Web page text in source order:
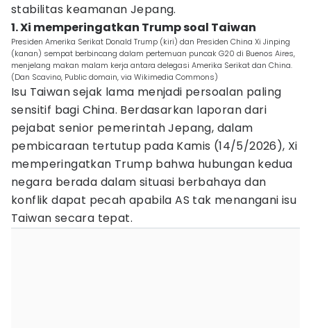
stabilitas keamanan Jepang.
1. Xi memperingatkan Trump soal Taiwan
Presiden Amerika Serikat Donald Trump (kiri) dan Presiden China Xi Jinping
(kanan) sempat berbincang dalam pertemuan puncak G20 di Buenos Aires,
menjelang makan malam kerja antara delegasi Amerika Serikat dan China.
(Dan Scavino, Public domain, via Wikimedia Commons)
Isu Taiwan sejak lama menjadi persoalan paling
sensitif bagi China. Berdasarkan laporan dari
pejabat senior pemerintah Jepang, dalam
pembicaraan tertutup pada Kamis (14/5/2026), Xi
memperingatkan Trump bahwa hubungan kedua
negara berada dalam situasi berbahaya dan
konflik dapat pecah apabila AS tak menangani isu
Taiwan secara tepat.